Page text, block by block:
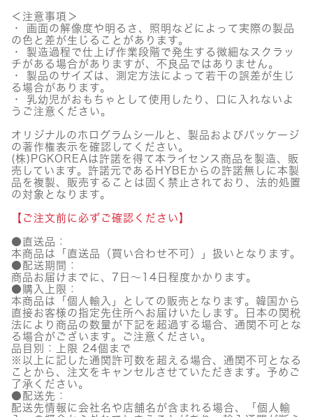
ス
タ
ン
デ
ィ
ン
グ
パ
ズ
ル
DINO
個
＜注意事項＞
・ 画面の解像度や明るさ、照明などによって実際の製品
の色と差が生じることがあります。
・ 製造過程で仕上げ作業段階で発生する微細なスクラッ
チがある場合がありますが、不良品ではありません。
・ 製品のサイズは、測定方法によって若干の誤差が生じ
る場合があります。
・ 乳幼児がおもちゃとして使用したり、口に入れないよ
うご注意ください。
オリジナルのホログラムシールと、製品およびパッケージ
の著作権表示を確認してください。
(株)PGKOREAは許諾を得て本ライセンス商品を製造、販
売しています。許諾元であるHYBEからの許諾無しに本製
品を複製、販売することは固く禁止されており、法的処置
の対象となります。
【ご注文前に必ずご確認ください】
●直送品：
本商品は「直送品（買い合わせ不可）」扱いとなります。
●配送期間：
商品お届けまでに、7日～14日程度かかります。
●購入上限：
本商品は「個人輸入」としての販売となります。韓国から
直接お客様の指定先住所へお届けいたします。日本の関税
法により商品の数量が下記を超過する場合、通関不可とな
る場合がございます。ご注意ください。
品目別：上限 24個まで
※以上に記した通関許可数を超える場合、通関不可となる
ことから、注文をキャンセルさせていただきます。予めご
了承ください。
●配送先：
配送先情報に会社名や店舗名が含まれる場合、「個人輸